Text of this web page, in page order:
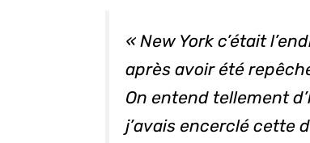
« New York c’était
après avoir été
On entend tellement
j’avais encerclé cette